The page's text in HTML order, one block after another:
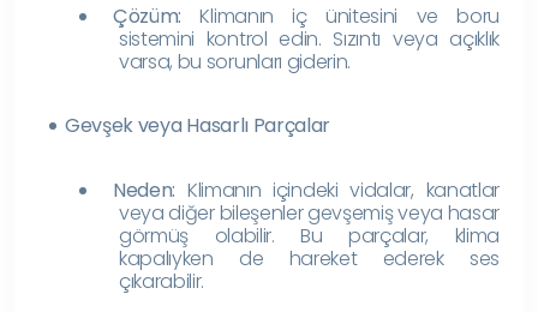
Çözüm: Klimanın iç ünitesini ve boru
sistemini kontrol edin. Sızıntı veya açıklık
varsa, bu sorunları giderin.
Gevşek veya Hasarlı Parçalar
Neden: Klimanın içindeki vidalar, kanatlar
veya diğer bileşenler gevşemiş veya hasar
görmüş olabilir. Bu parçalar, klima
kapalıyken de hareket ederek ses
çıkarabilir.